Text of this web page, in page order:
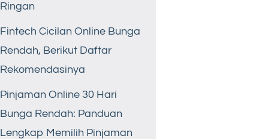
Ringan
Fintech Cicilan Online Bunga
Rendah, Berikut Daftar
Rekomendasinya
Pinjaman Online 30 Hari
Bunga Rendah: Panduan
Lengkap Memilih Pinjaman